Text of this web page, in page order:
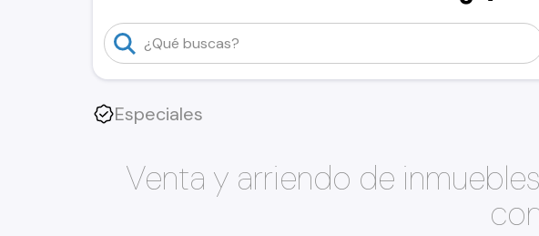
Especiales
Venta y arriendo de